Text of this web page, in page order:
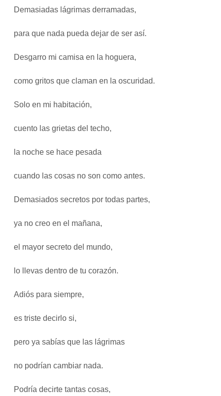
Demasiadas lágrimas derramadas,
para que nada pueda dejar de ser así.
Desgarro mi camisa en la hoguera,
como gritos que claman en la oscuridad.
Solo en mi habitación,
cuento las grietas del techo,
la noche se hace pesada
cuando las cosas no son como antes.
Demasiados secretos por todas partes,
ya no creo en el mañana,
el mayor secreto del mundo,
lo llevas dentro de tu corazón.
Adiós para siempre,
es triste decirlo si,
pero ya sabías que las lágrimas
no podrían cambiar nada.
Podría decirte tantas cosas,